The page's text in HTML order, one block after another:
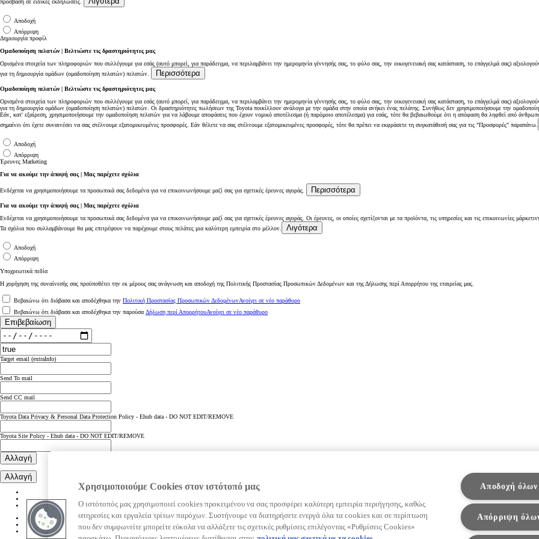
Από
337,99 € /Μήνα
Toyota bZ4X
Αγοράστε Online
BATTERY ELECTRIC
369,33 € /Μήνα
Hilux
HYBRID 48V & ALL-ELECTRIC
Proace City
Αγοράστε Online
ΒΕΝΖΙΝΗ - DIESEL - BATTERY
πρόσβαση σε ειδικές εκδηλώσεις.
Αποδοχή
Απόρριψη
Δημιουργία προφίλ
Ομαδοποίηση πελατών | Βελτιώστε τις δραστηριότητες μας
Ορισμένα στοιχεία των πληροφοριών που συλλέγουμε για εσάς (αυτό μπορεί, για παράδειγμα, να περιλαμβάνει την ημερομηνία γέννησής σας, το φύλο σας, την οικογενειακή σας κατάσταση, το επάγγελμά σας)
για τη δημιουργία ομάδων (ομαδοποίηση πελατών) πελατών.
Περισσότερα
Ομαδοποίηση πελατών | Βελτιώστε τις δραστηριότητες μας
Ορισμένα στοιχεία των πληροφοριών που συλλέγουμε για εσάς (αυτό μπορεί, για παράδειγμα, να περιλαμβάνει την ημερομηνία γέννησής σας, το φύλο σας, την οικογενειακή σας κατάσταση, το επάγγελμά σας)
για τη δημιουργία ομάδων (ομαδοποίηση πελατών) πελατών. Οι δραστηριότητες πωλήσεων της Toyota ποικίλλουν ανάλογα με την ομάδα στην οποία ανήκει ένας πελάτης. Συνήθως δεν χρησιμοποιήσουμε την
Εάν, κατ' εξαίρεση, χρησιμοποιήσουμε την ομαδοποίηση πελατών για να λάβουμε αποφάσεις που έχουν νομικό αποτέλεσμα (ή παρόμοιο αποτέλεσμα) για εσάς, τότε θα βεβαιωθούμε ότι η απόφαση θα ληφθεί από
σημαίνει ότι έχετε συναινέσει να σας στέλνουμε εξατομικευμένες προσφορές. Εάν θέλετε να σας στέλνουμε εξατομικευμένες προσφορές, τότε θα πρέπει να εκφράσετε τη συγκατάθεσή σας για τις "Προσφορές" παραπάνω.
Αποδοχή
Απόρριψη
Έρευνες Marketing
Για να ακούμε την άποψή σας | Μας παρέχετε σχόλια
Ενδέχεται να χρησιμοποιήσουμε τα προσωπικά σας δεδομένα για να επικοινωνήσουμε μαζί σας για σχετικές έρευνες αγοράς. Περισσότερα
Για να ακούμε την άποψή σας | Μας παρέχετε σχόλια
Ενδέχεται να χρησιμοποιήσουμε τα προσωπικά σας δεδομένα για να επικοινωνήσουμε μαζί σας για σχετικές έρευνες αγοράς. Οι έρευνες, οι οποίες σχετίζονται με τα προϊόντα, τις υπηρεσίες και τις επικοινωνίες
Τα σχόλια που συλλαμβάνουμε θα μας επιτρέψουν να παρέχουμε στους πελάτες μια καλύτερη εμπειρία στο μέλλον.
Λιγότερα
Αποδοχή
Απόρριψη
Υποχρεωτικά πεδία
Η χορήγηση της συναίνεσής σας προϋποθέτει την εκ μέρους σας ανάγνωση και αποδοχή της Πολιτικής Προστασίας Προσωπικών Δεδομένων και της Δήλωσης περί Απορρήτου της εταιρείας μας.
Βεβαιώνω ότι διάβασα και αποδέχθηκα την Πολιτική Προστασίας Προσωπικών ΔεδομένωνΑνοίγει σε νέο παράθυρο
Βεβαιώνω ότι διάβασα και αποδέχθηκα την παρούσα Δήλωση περί ΑπορρήτουΑνοίγει σε νέο παράθυρο
Επιβεβαίωση
Target email (extraInfo)
Send To mail
Send CC mail
Toyota Data Privacy & Personal Data Protection Policy - Ehub data - DO NOT EDIT/REMOVE
Toyota Site Policy - Ehub data - DO NOT EDIT/REMOVE
Αλλαγή
Αλλαγή
Χρησιμοποιούμε Cookies στον ιστότοπό μας
Ο ιστότοπός μας χρησιμοποιεί cookies προκειμένου να σας προσφέρει καλύτερη εμπειρία περιήγησης, καθώς
υπηρεσίες και εργαλεία τρίτων παρόχων. Συστήνουμε να διατηρήσετε ενεργά όλα τα cookies και σε περίπτωση
που δεν συμφωνείτε μπορείτε εύκολα να αλλάξετε τις σχετικές ρυθμίσεις επιλέγοντας «Ρυθμίσεις Cookies»
Αποδοχή όλων
Απόρριψη